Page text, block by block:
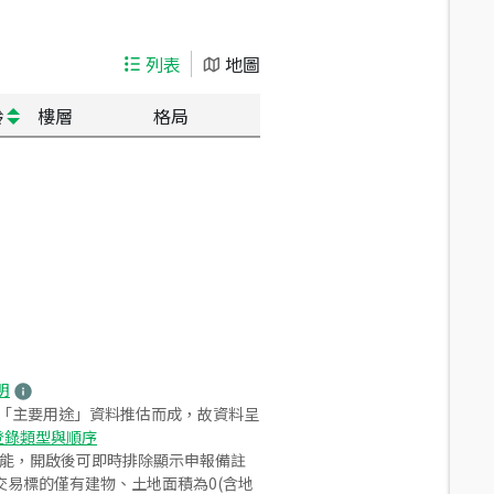
列表
地圖
樓層 格局
主要用途」資料推估而成，故資料呈
類型與順序
，開啟後可即時排除顯示申報備註
標的僅有建物、土地面積為0(含地